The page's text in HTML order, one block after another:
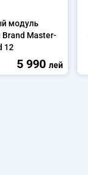
модуль
Master-
12
5 990 лей